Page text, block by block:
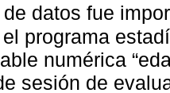
datos fue
programa
numérica
sesión de